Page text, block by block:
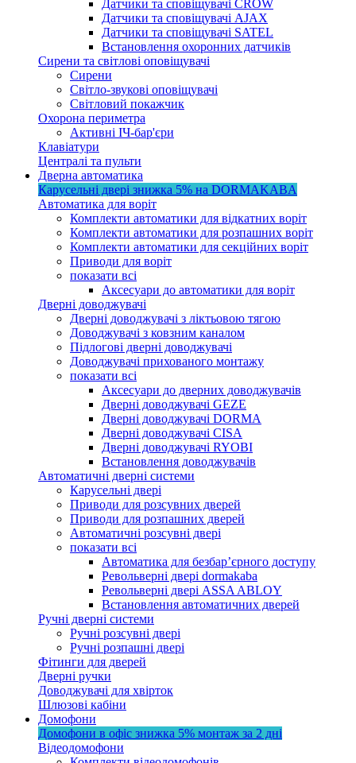
Датчики та сповіщувачі CROW
Датчики та сповіщувачі AJAX
Датчики та сповіщувачі SATEL
Встановлення охоронних датчиків
Сирени та світлові оповіщувачі
Сирени
Світло-звукові оповіщувачі
Світловий покажчик
Охорона периметра
Активні ІЧ-бар'єри
Клавіатури
Централі та пульти
Дверна автоматика
Карусельні двері знижка 5% на DORMAKABA
Автоматика для воріт
Комплекти автоматики для відкатних воріт
Комплекти автоматики для розпашних воріт
Комплекти автоматики для секційних воріт
Приводи для воріт
показати всі
Аксесуари до автоматики для воріт
Дверні доводжувачі
Дверні доводжувачі з ліктьовою тягою
Доводжувачі з ковзним каналом
Підлогові дверні доводжувачі
Доводжувачі прихованого монтажу
показати всі
Аксесуари до дверних доводжувачів
Дверні доводжувачі GEZE
Дверні доводжувачі DORMA
Дверні доводжувачі CISA
Дверні доводжувачі RYOBI
Встановлення доводжувачів
Автоматичні дверні системи
Карусельні двері
Приводи для розсувних дверей
Приводи для розпашних дверей
Автоматичні розсувні двері
показати всі
Автоматика для безбар’єрного доступу
Револьверні двері dormakaba
Револьверні двері ASSA ABLOY
Встановлення автоматичних дверей
Ручні дверні системи
Ручні розсувні двері
Ручні розпашні двері
Фітинги для дверей
Дверні ручки
Доводжувачі для хвірток
Шлюзові кабіни
Домофони
Домофони в офіс знижка 5% монтаж за 2 дні
Відеодомофони